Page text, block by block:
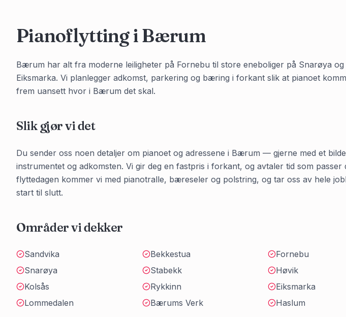
Pianoflytting iBærum
Bærum har alt fra moderne leiligheter på Fornebu til store eneboliger på Snarøya og
Eiksmarka. Vi planlegger adkomst, parkering og bæring i forkant slik at pianoet
frem uansett hvor i Bærum det skal.
Slik gjør vi det
Du sender oss noen detaljer om pianoet og adressene i Bærum — gjerne med et
instrumentet og adkomsten. Vi gir deg en fastpris i forkant, og avtaler tid som passer
flyttedagen kommer vi med pianotralle, bæreseler og polstring, og tar oss av hele
start til slutt.
Områder vi dekker
Sandvika Bekkestua
Fornebu
Snarøya
Stabekk
Høvik
Kolsås
Rykkinn
Eiksmarka
Lommedalen
Bærums Verk Haslum